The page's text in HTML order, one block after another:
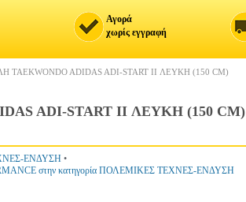
Αγορά
χωρίς εγγραφή
TAEKWONDO ADIDAS ADI-START II ΛΕΥΚΗ (150 CM)
ADI-START II ΛΕΥΚΗ (150 CM)
ΕΝΔΥΣΗ •
στην κατηγορία ΠΟΛΕΜΙΚΕΣ ΤΕΧΝΕΣ-ΕΝΔΥΣΗ